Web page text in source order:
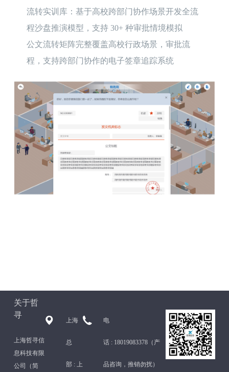
流转实训库：基于高校跨部门协作场景开发全流
程沙盘推演模型，支持 30+ 种审批情境模拟
公文流转矩阵完整覆盖高校行政场景，审批流
程，支持跨部门协作的电子签章追踪系统
关于哲
寻
上海哲寻信
息科技有限
公司（简
上海
总
部 : 上
电
话 : 18019083378（产
品咨询，推销勿扰）